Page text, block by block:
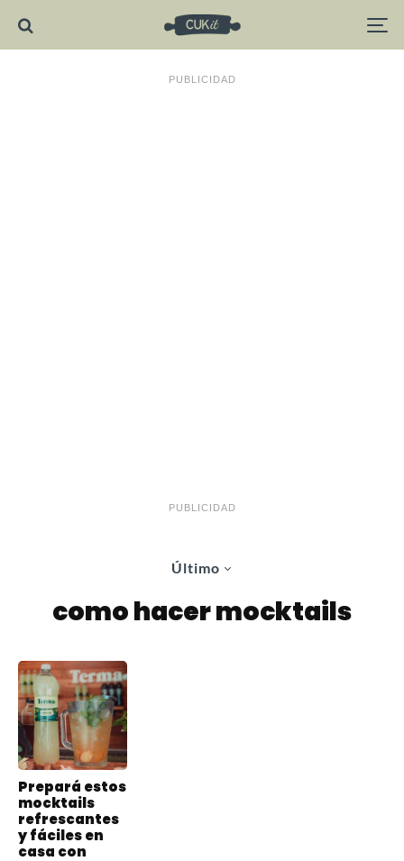
PUBLICIDAD
PUBLICIDAD
Último
como hacer mocktails
Prepará estos
mocktails
refrescantes
y fáciles en
casa con